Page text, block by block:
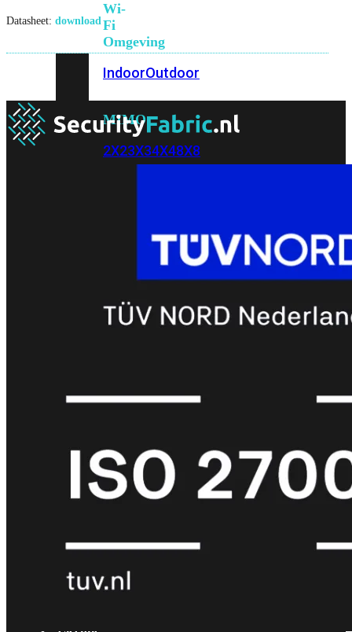
Wi-
Fi
Omgeving
IndoorOutdoor
MIMO
2X23X34X48X8
FortiAPFortiWiFi
FortiGate
Wi-
Fi
30GFortiWiFi
51G FortiWiFi
60FFortiWiFi
61F
71GFortiWiFi
81F
Licentie
Datasheet: download